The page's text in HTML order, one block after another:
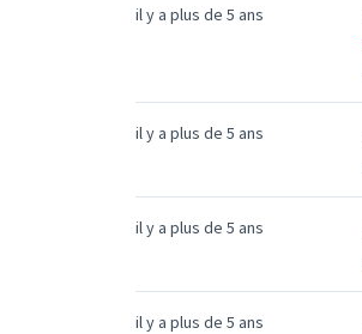
il y a plus de 5 ans
il y a plus de 5 ans
il y a plus de 5 ans
il y a plus de 5 ans